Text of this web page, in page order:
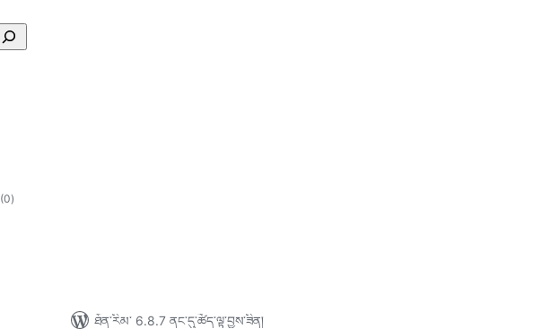
(0གདེང་
འཇོག་
)
ཐོན་རིམ་ 6.8.7 ནང་དུ་ཚོད་ལྟ་བྱས་ཟིན།